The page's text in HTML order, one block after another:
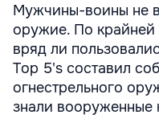
Мужчины-воины не
оружие. По крайней
вряд ли
Top 5's составил
огнестрельного
знали вооруженные